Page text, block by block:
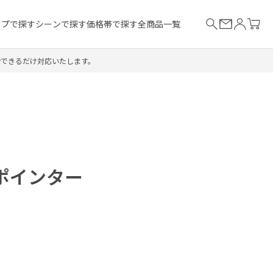
で探すシーンで探す価格帯で探す全商品一覧
きるだけ対応いたします。
ンター